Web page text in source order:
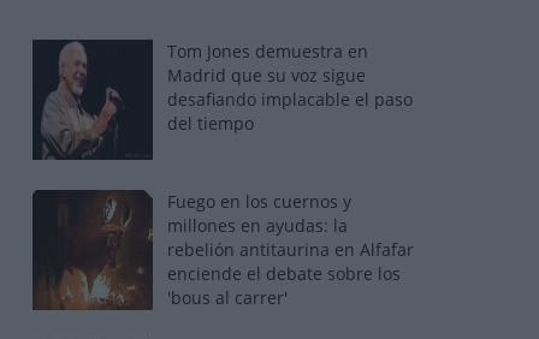
Tom Jones demuestra en
Madrid que su voz sigue
desafiando implacable el paso
del tiempo
Fuego en los cuernos y
millones en ayudas: la
rebelión antitaurina en Alfafar
enciende el debate sobre los
'bous al carrer'